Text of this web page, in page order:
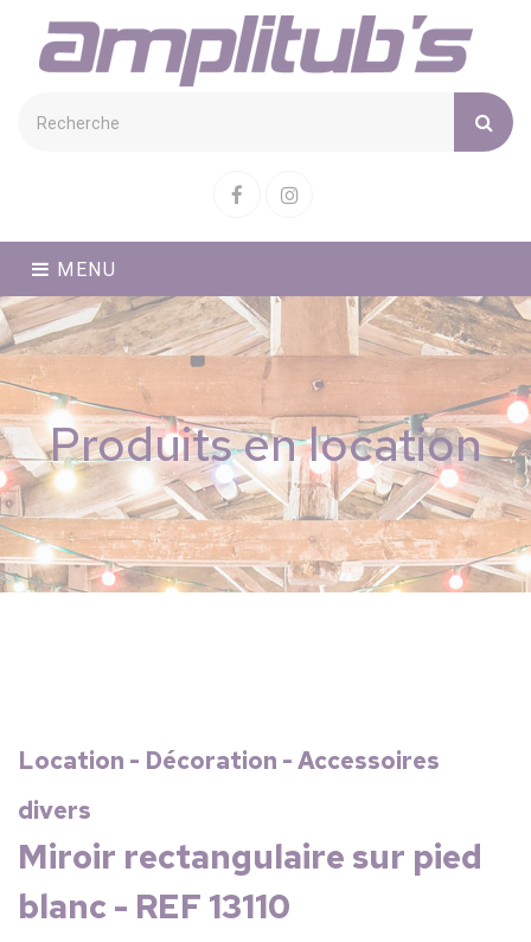
FacebookInstagram
MENU
Produits en location
Location - Décoration - Accessoires
divers
Miroir rectangulaire sur pied
blanc - REF 13110
Cookies management panel